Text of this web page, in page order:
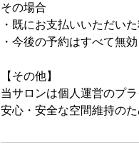
その場合
・既にお支払いいただい
・今後の予約はすべて無
【その他】
当サロンは個人運営のプラ
安心・安全な空間維持の